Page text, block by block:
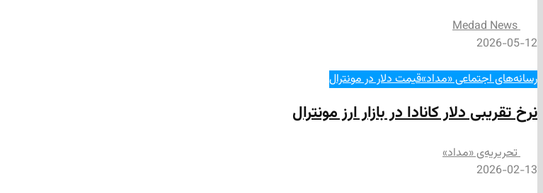
Medad News
2026-05-12
رسانه‌های اجتماعی «مداد»قیمت دلار در مونترال
نرخ تقریبی دلار کانادا در بازار ارز مونترال
تحریریه‌ی «مداد»
2026-02-13